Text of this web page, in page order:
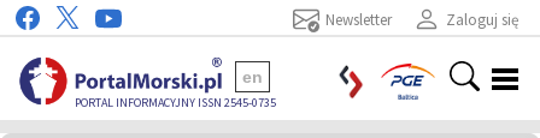
Zaloguj się
Newsletter
PORTAL INFORMACYJNY ISSN 2545-0735
en